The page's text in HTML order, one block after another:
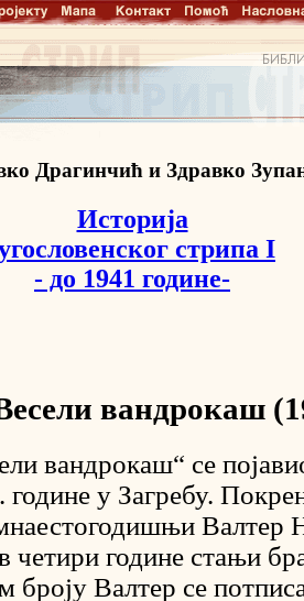
Драгинчић и Здравко
Историја
стрипа I
- до 1941 године-
вандрокаш
вандрокаш“ се
године у Загребу.
Валтер
четири године стањи
броју Валтер се